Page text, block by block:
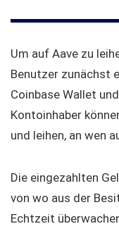
Um auf Aave zu
Benutzer zunächst
Coinbase Wallet
Kontoinhaber
und leihen, an wen
Die eingezahlten
von wo aus der
Echtzeit